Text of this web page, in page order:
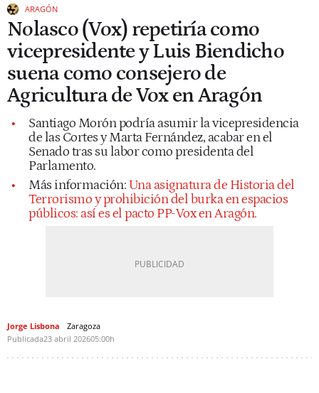
ARAGÓN
Nolasco (Vox) repetiría como
vicepresidente y Luis Biendicho
suena como consejero de
Agricultura de Vox en Aragón
Santiago Morón podría asumir la vicepresidencia
de las Cortes y Marta Fernández, acabar en el
Senado tras su labor como presidenta del
Parlamento.
Más información: Una asignatura de Historia del
Terrorismo y prohibición del burka en espacios
públicos: así es el pacto PP-Vox en Aragón.
Jorge Lisbona
Zaragoza
Publicada23 abril 202605:00h